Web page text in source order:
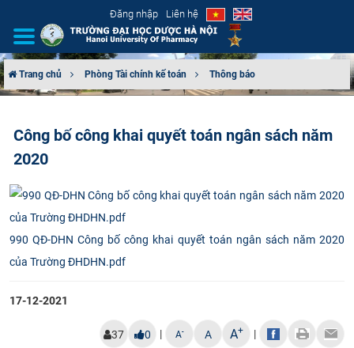
Đăng nhập Liên hệ
CƠ CẤU TỔ CHỨC
TUYỂN SINH
ĐÀO TẠO
ĐẢM BẢO CHẤT LƯỢNG
KHOA HỌC CÔNG NGHỆ
Trang chủ Phòng Tài chính kế toán Thông báo
Công bố công khai quyết toán ngân sách năm
2020
990 QĐ-DHN Công bố công khai quyết toán ngân sách năm 2020
của Trường ĐHDHN.pdf
17-12-2021
37 0 | A- A A+ |